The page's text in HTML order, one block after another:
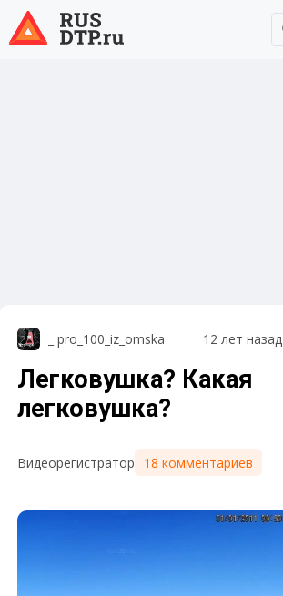
_ pro_100_iz_omska 12 лет назад
Легковушка? Какая
легковушка?
Видеорегистратор 18 комментариев